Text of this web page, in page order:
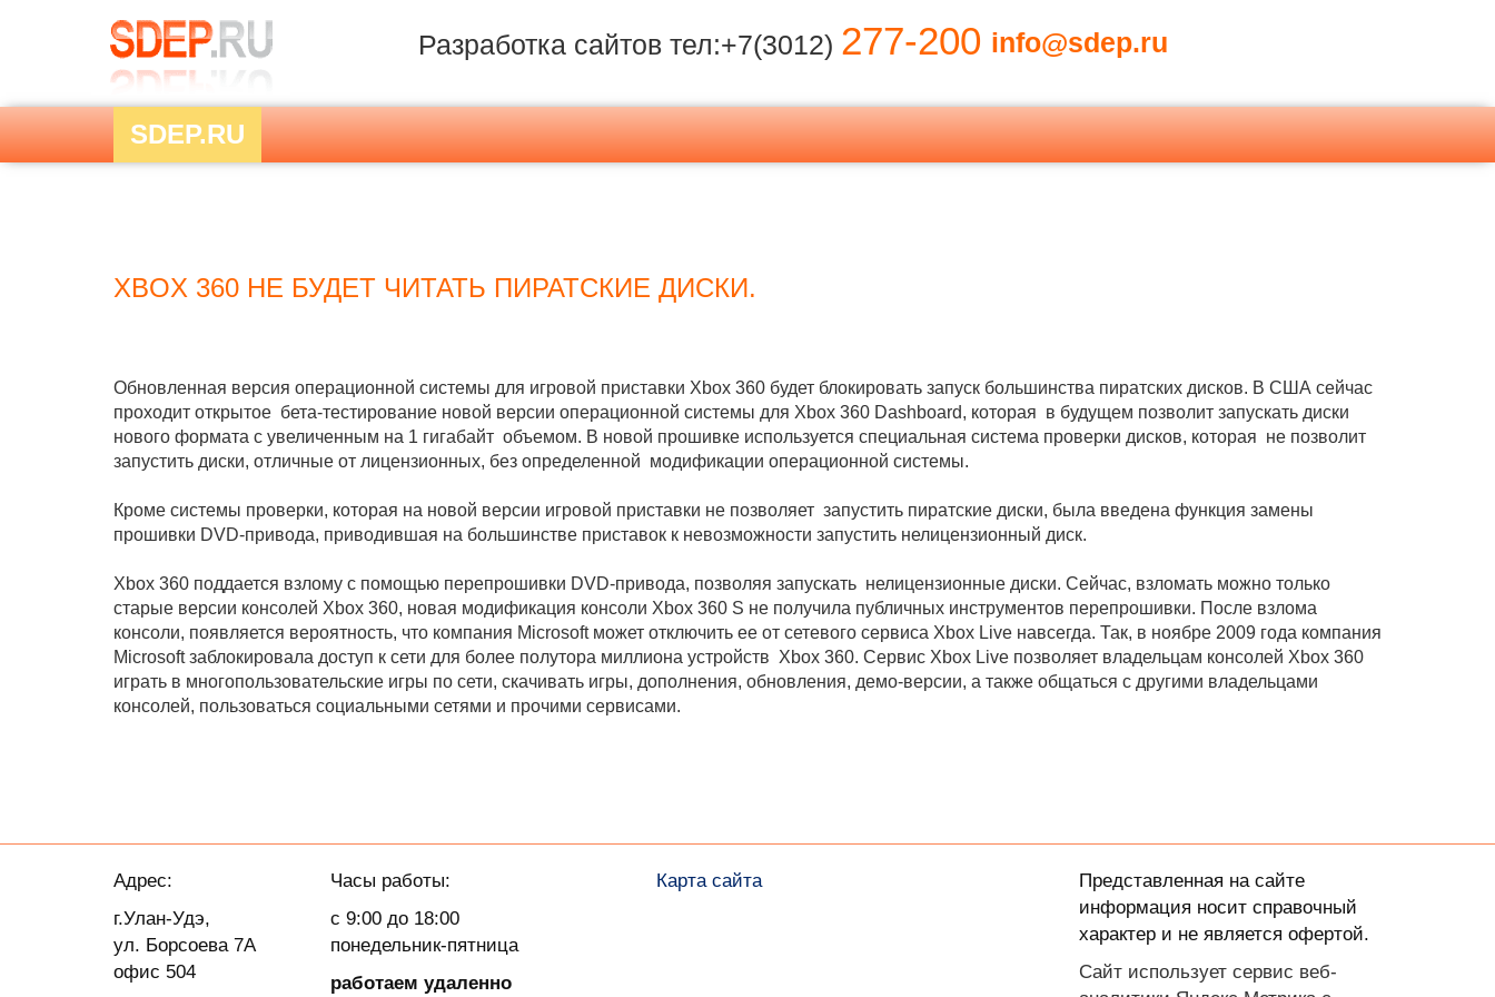
Разработка сайтов тел:+7(3012) 277-200info@sdep.ru
SDEP.RU
XBOX 360 НЕ БУДЕТ ЧИТАТЬ ПИРАТСКИЕ ДИСКИ.
Обновленная версия операционной системы для игровой приставки Xbox 360 будет блокировать запуск большинства пиратских дисков. В США сейчас
проходит открытое бета-тестирование новой версии операционной системы для Xbox 360 Dashboard, которая в будущем позволит запускать диски
нового формата с увеличенным на 1 гигабайт объемом. В новой прошивке используется специальная система проверки дисков, которая не позволит
запустить диски, отличные от лицензионных, без определенной модификации операционной системы.
Кроме системы проверки, которая на новой версии игровой приставки не позволяет запустить пиратские диски, была введена функция замены
прошивки DVD-привода, приводившая на большинстве приставок к невозможности запустить нелицензионный диск.
Xbox 360 поддается взлому с помощью перепрошивки DVD-привода, позволяя запускать нелицензионные диски. Сейчас, взломать можно только
старые версии консолей Xbox 360, новая модификация консоли Xbox 360 S не получила публичных инструментов перепрошивки. После взлома
консоли, появляется вероятность, что компания Microsoft может отключить ее от сетевого сервиса Xbox Live навсегда. Так, в ноябре 2009 года компания
Microsoft заблокировала доступ к сети для более полутора миллиона устройств Xbox 360. Сервис Xbox Live позволяет владельцам консолей Xbox 360
играть в многопользовательские игры по сети, скачивать игры, дополнения, обновления, демо-версии, а также общаться с другими владельцами
консолей, пользоваться социальными сетями и прочими сервисами.
Адрес:
г.Улан-Удэ,
ул. Борсоева 7А
офис 504
Часы работы:
с 9:00 до 18:00
понедельник-пятница
работаем удаленно
Карта сайта
Представленная на сайте
информация носит справочный
характер и не является офертой.
Сайт использует сервис веб-